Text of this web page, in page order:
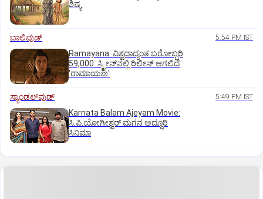
ಶಿಷ್ಯ
ಬಾಲಿವುಡ್‌ 5:54 PM IST
Ramayana: ವಿಶ್ವದಾದ್ಯಂತ ಬರೋಬ್ಬರಿ
59,000 ಸ್ಕ್ರೀನ್‌ನಲ್ಲಿ ರಿಲೀಸ್‌ ಆಗಲಿದೆ
'ರಾಮಾಯಣ'
ಸ್ಯಾಂಡಲ್‌ವುಡ್‌ 5:49 PM IST
Karnata Balam Ajeyam Movie:
ಸಿ.ಪಿ.ಯೋಗೀಶ್ವರ್‌ ಮಗನ ಅದ್ಧೂರಿ
ಸಿನಿಮಾ